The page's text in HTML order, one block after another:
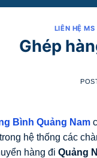
LIÊN HỆ
Ghép
Bình Quảng Nam
hệ thống các
hàng đi Quảng